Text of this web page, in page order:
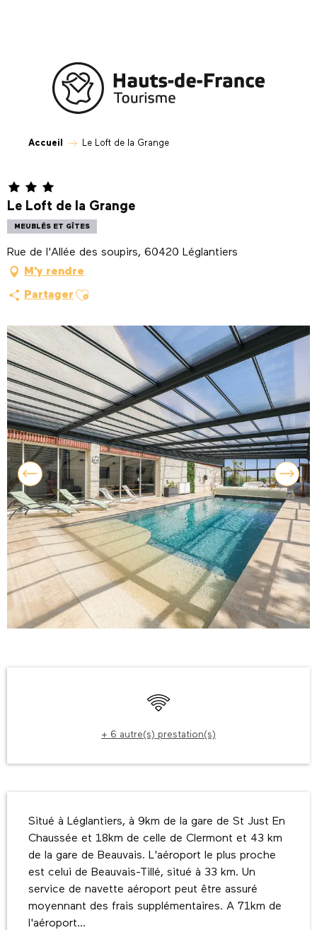
Accueil Le Loft de la Grange
Le Loft de la Grange
MEUBLÉS ET GÎTES
Rue de l'Allée des soupirs, 60420 Léglantiers
M'y rendre
Partager Ajouter aux favoris
WiFi
+ 6 autre(s) prestation(s)
Situé à Léglantiers, à 9km de la gare de St Just En
Chaussée et 18km de celle de Clermont et 43 km
de la gare de Beauvais. L'aéroport le plus proche
est celui de Beauvais-Tillé, situé à 33 km. Un
service de navette aéroport peut être assuré
moyennant des frais supplémentaires. A 71km de
l'aéroport...